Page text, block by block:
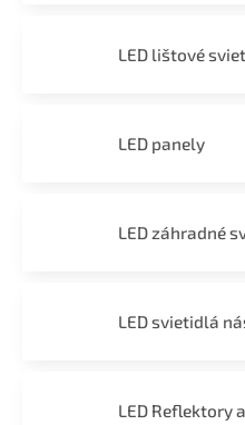
LED lištové
LED panely
LED záhradné
LED svietidlá
LED Reflektory